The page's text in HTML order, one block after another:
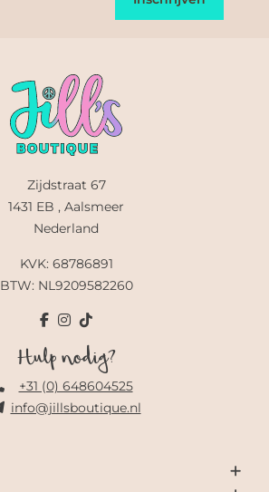
Zijdstraat 67
1431 EB , Aalsmeer
Nederland
KVK: 68786891
BTW: NL9209582260
Hulp nodig?
+31 (0) 648604525
info@jillsboutique.nl